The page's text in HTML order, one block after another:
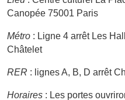
Canopée 75001 Paris
Métro : Ligne 4 arrêt Les
Châtelet
RER : lignes A, B, D arrêt
Horaires : Les portes